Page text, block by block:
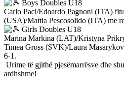
Boys Doubles U18
Carlo Paci/Edoardo Pagnoni (ITA)
(USA)/Mattia Pescosolido (ITA) me
Girls Doubles U18
Marina Markina (LAT)/Kristyna
Timea Gross (SVK)/Laura
6-1.
Urime të gjithë pjesëmarrësve dhe
ardhshme!